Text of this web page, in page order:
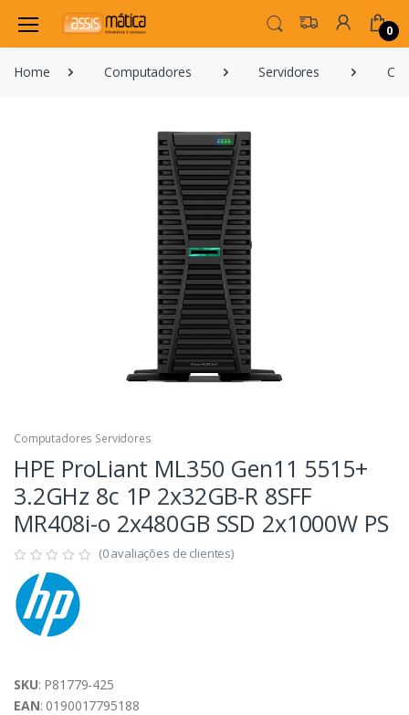
0
Home Computadores Servidores
Computadores Servidores
HPE ProLiant ML350 Gen11 5515+
3.2GHz 8c 1P 2x32GB-R 8SFF
MR408i-o 2x480GB SSD 2x1000W PS
(0 avaliações de clientes)
SKU: P81779-425
EAN: 0190017795188